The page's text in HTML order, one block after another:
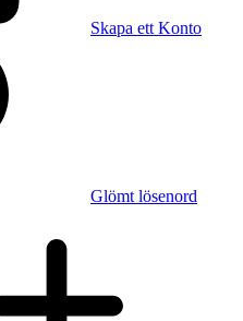
Skapa ett Konto
Glömt lösenord